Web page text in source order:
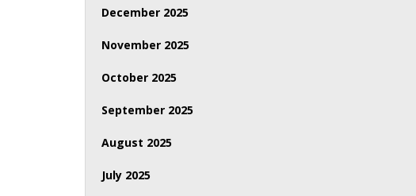
December 2025
November 2025
October 2025
September 2025
August 2025
July 2025